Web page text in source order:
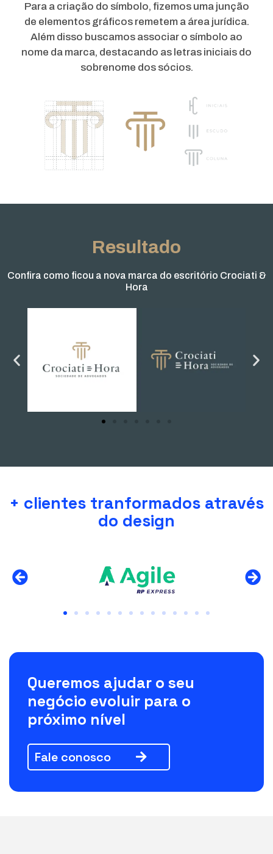
Para a criação do símbolo, fizemos uma junção
de elementos gráficos remetem a área jurídica.
Além disso buscamos associar o símbolo ao
nome da marca, destacando as letras iniciais do
sobrenome dos sócios.
Resultado
Confira como ficou a nova marca do escritório Crociati &
Hora
+ clientes tranformados através
do design
Queremos ajudar o seu
negócio evoluir para o
próximo nível
Fale conosco